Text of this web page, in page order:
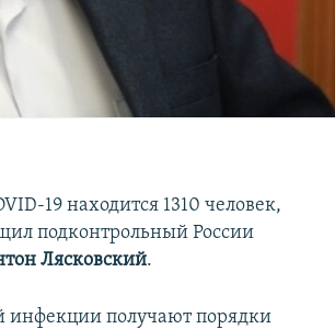
19 находится 1310 человек,
подконтрольный России
Лясковский.
инфекции получают порядки